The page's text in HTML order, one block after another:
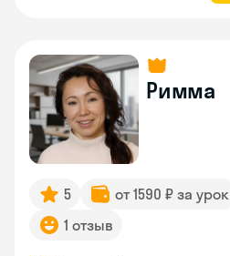
Римма
5 от 1590 ₽ за урок
1 отзыв